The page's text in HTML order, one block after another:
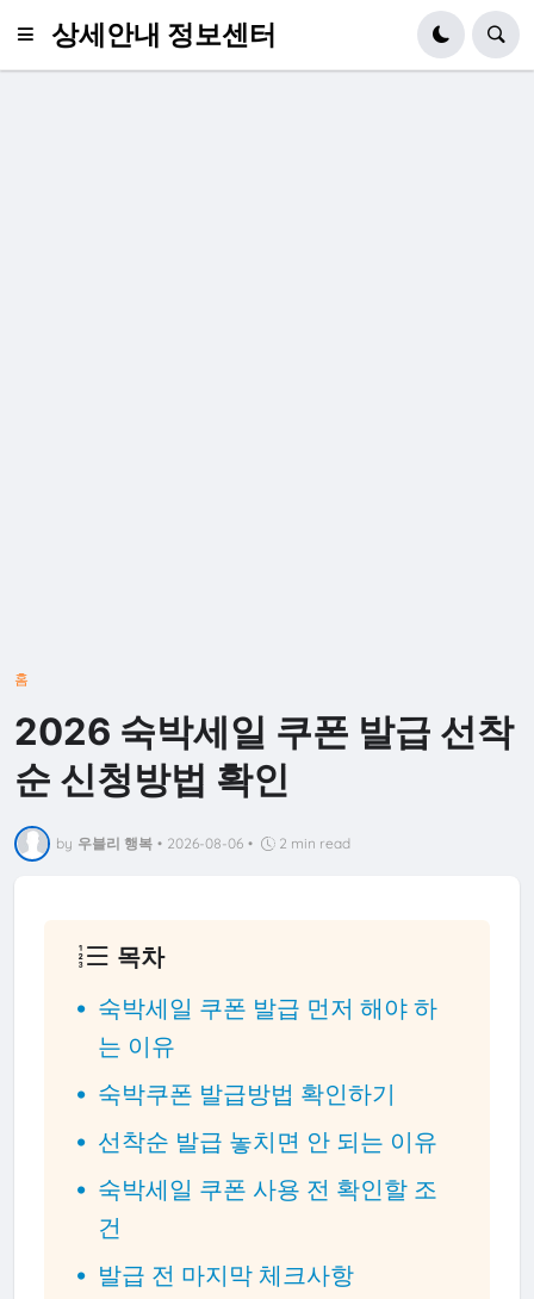
상세안내 정보센터
홈
2026 숙박세일 쿠폰 발급 선착
순 신청방법 확인
by 우블리 행복 • 2026-08-06 • 2 min read
목차
숙박세일 쿠폰 발급 먼저 해야 하
는 이유
숙박쿠폰 발급방법 확인하기
선착순 발급 놓치면 안 되는 이유
숙박세일 쿠폰 사용 전 확인할 조
건
발급 전 마지막 체크사항